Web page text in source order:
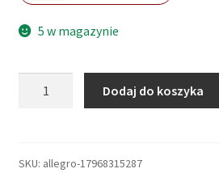
5 w magazynie
MOTO
Dodaj do koszyka
SKU: allegro-17968315287